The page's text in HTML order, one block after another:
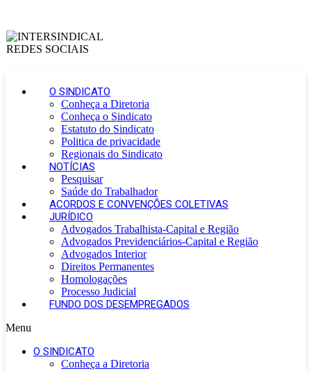
O SINDICATO
Conheça a Diretoria
Conheça o Sindicato
Estatuto do Sindicato
Politica de privacidade
Regionais do Sindicato
NOTÍCIAS
Pesquisar
Saúde do Trabalhador
ACORDOS E CONVENÇÕES COLETIVAS
JURÍDICO
Advogados Trabalhista-Capital e Região
Advogados Previdenciários-Capital e Região
Advogados Interior
Direitos Permanentes
Homologações
Processo Judicial
FUNDO DOS DESEMPREGADOS
Menu
O SINDICATO
Conheça a Diretoria